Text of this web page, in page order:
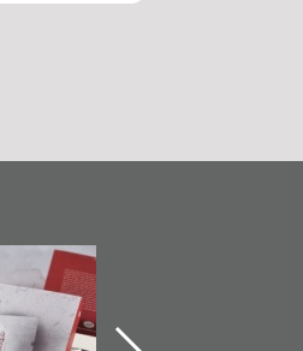
"حماة الباب
الإصدار
اعتصام